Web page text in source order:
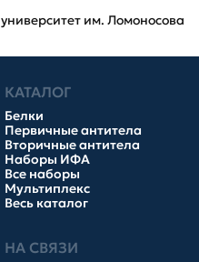
им. Ломоносова
КАТАЛОГ
Белки
Первичные антитела
Вторичные антитела
Наборы ИФА
Все наборы
Мультиплекс
Весь каталог
НА СВЯЗИ